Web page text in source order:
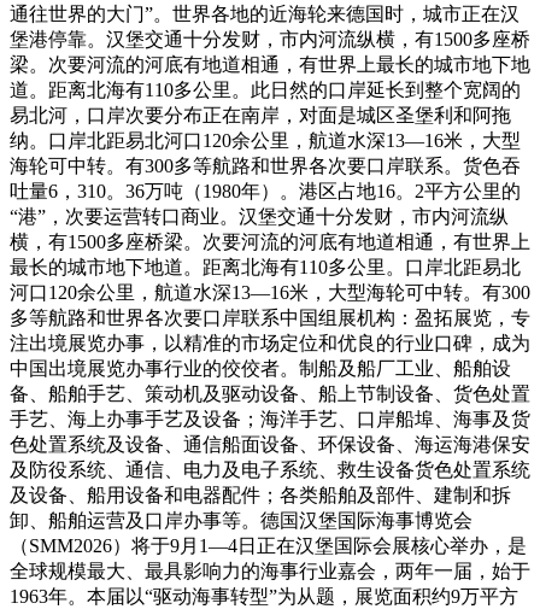
通往世界的大门”。世界各地的近海轮来德国时，城市正在汉
堡港停靠。汉堡交通十分发财，市内河流纵横，有1500多座桥
梁。次要河流的河底有地道相通，有世界上最长的城市地下地
道。距离北海有110多公里。此日然的口岸延长到整个宽阔的
易北河，口岸次要分布正在南岸，对面是城区圣堡利和阿拖
纳。口岸北距易北河口120余公里，航道水深13—16米，大型
海轮可中转。有300多等航路和世界各次要口岸联系。货色吞
吐量6，310。36万吨（1980年）。港区占地16。2平方公里的
“港”，次要运营转口商业。汉堡交通十分发财，市内河流纵
横，有1500多座桥梁。次要河流的河底有地道相通，有世界上
最长的城市地下地道。距离北海有110多公里。口岸北距易北
河口120余公里，航道水深13—16米，大型海轮可中转。有300
多等航路和世界各次要口岸联系中国组展机构：盈拓展览，专
注出境展览办事，以精准的市场定位和优良的行业口碑，成为
中国出境展览办事行业的佼佼者。制船及船厂工业、船舶设
备、船舶手艺、策动机及驱动设备、船上节制设备、货色处置
手艺、海上办事手艺及设备；海洋手艺、口岸船埠、海事及货
色处置系统及设备、通信船面设备、环保设备、海运海港保安
及防役系统、通信、电力及电子系统、救生设备货色处置系统
及设备、船用设备和电器配件；各类船舶及部件、建制和拆
卸、船舶运营及口岸办事等。德国汉堡国际海事博览会
（SMM2026）将于9月1—4日正在汉堡国际会展核心举办，是
全球规模最大、最具影响力的海事行业嘉会，两年一届，始于
1963年。本届以“驱动海事转型”为从题，展览面积约9万平方